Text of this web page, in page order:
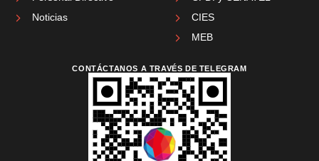
Noticias
CIES
MEB
CONTÁCTANOS A TRAVÉS DE TELEGRAM